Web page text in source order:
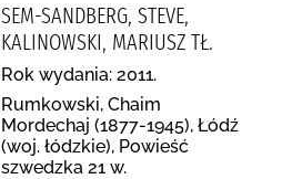
SEM-SANDBERG, STEVE,
KALINOWSKI, MARIUSZ TŁ.
Rok wydania: 2011.
Rumkowski, Chaim
Mordechaj (1877-1945), Łódź
(woj. łódzkie), Powieść
szwedzka 21 w.